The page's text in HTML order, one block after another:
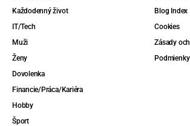
Každodenný život
IT/Tech
Muži
Ženy
Dovolenka
Financie/Práca/Kariéra
Hobby
Šport
Blog Index
Cookies
Zásady